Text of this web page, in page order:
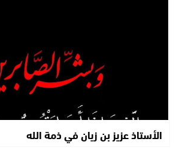
الأستاذ عزيز بن زيان في ذمة الله